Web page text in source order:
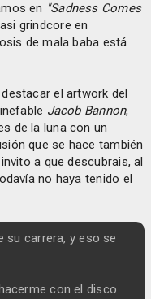
en "Sadness Comes
grindcore en
de mala baba está
el artwork del
Jacob Bannon,
de la luna con un
que se hace también
a que descubrais, al
no haya tenido el
su carrera, y eso se
con el disco